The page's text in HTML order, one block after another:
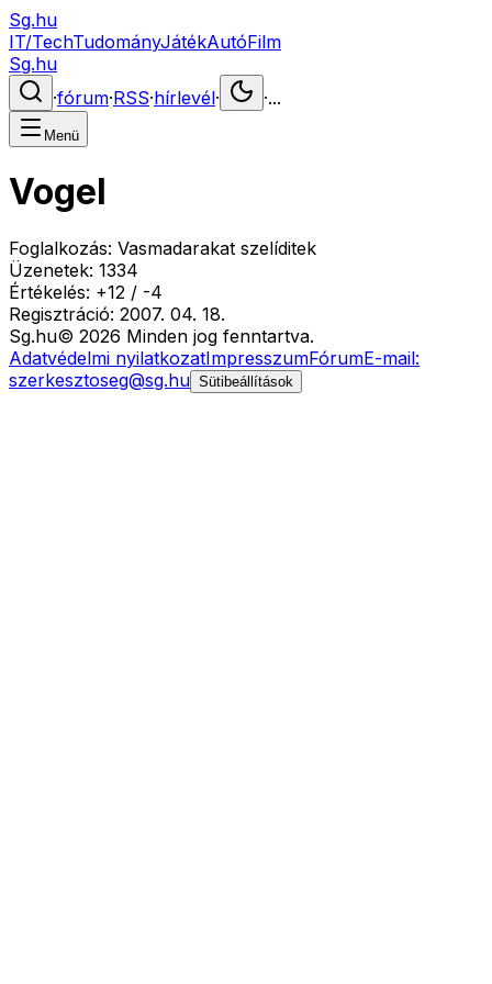
Sg.hu
IT/TechTudományJátékAutóFilm
Sg.hu
·fórum·RSS·hírlevél· ·...
Menü
Vogel
Foglalkozás: Vasmadarakat szelíditek
Üzenetek: 1334
Értékelés: +12 / -4
Regisztráció: 2007. 04. 18.
Sg.hu© 2026 Minden jog fenntartva.
Adatvédelmi nyilatkozatImpresszumFórumE-mail:
szerkesztoseg@sg.hu Sütibeállítások